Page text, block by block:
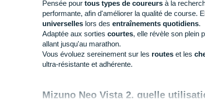
Pensée pour tous types de coureurs à la
performante, afin d'améliorer la qualité de course.
universelles lors des entraînements quotidiens.
Adaptée aux sorties courtes, elle révèle son plein
allant jusqu'au marathon.
Vous évoluez sereinement sur les routes et les
ultra-résistante et adhérente.
Mizuno Neo Vista 2, quelle